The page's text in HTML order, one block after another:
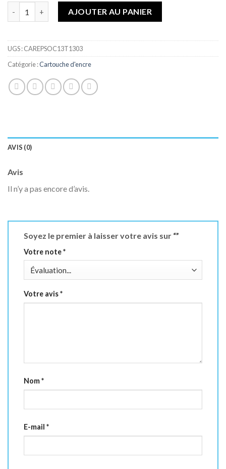
AJOUTER AU PANIER
UGS :CAREPSOC13T1303
Catégorie :Cartouche d'encre
AVIS (0)
Avis
Il n’y a pas encore d’avis.
Soyez le premier à laisser votre avis sur “”
Votre note*
Votre avis*
Nom*
E-mail *